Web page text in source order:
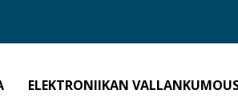
ELEKTRONIIKAN